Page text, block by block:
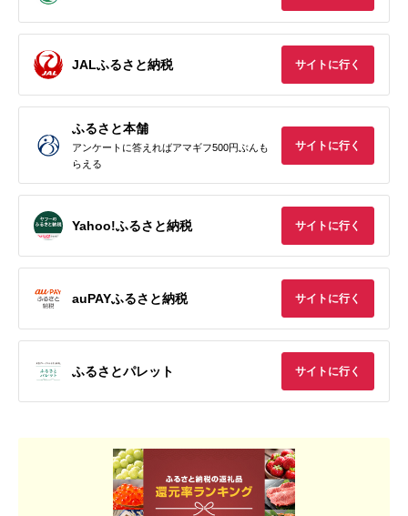
JALふるさと納税 サイトに行く
ふるさと本舗
アンケートに答えればアマギフ500円ぶんも
らえる
サイトに行く
Yahoo!ふるさと納税 サイトに行く
auPAYふるさと納税 サイトに行く
ふるさとパレット サイトに行く